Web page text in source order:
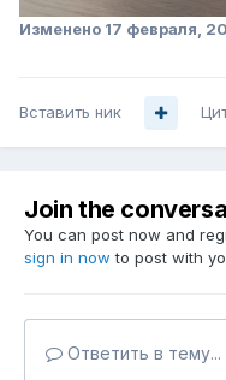
Изменено 17 февраля,
Вставить ник
Join the
You can post now and
sign in now to post with
Ответить в тему...